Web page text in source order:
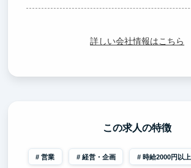
詳しい会社情報はこちら
この求人の特徴
営業 経営・企画 時給2000円以上